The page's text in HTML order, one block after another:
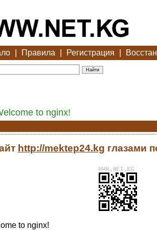
Правила Регистрация
to nginx!
http://mektep24.kg глазами
to nginx!